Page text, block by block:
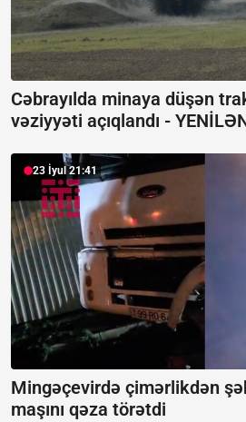
Cəbrayılda minaya düşən
vəziyyəti açıqlandı -
23 İyul 21:41
Mingəçevirdə çimərlikdən
maşını qəza törətdi